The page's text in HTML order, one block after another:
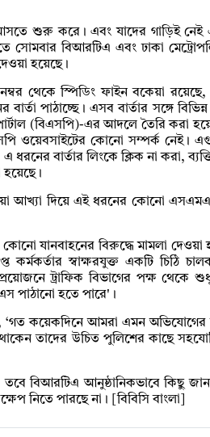
শুরু করে। এবং যাদের গাড়িই নেই
সোমবার বিআরটিএ এবং ঢাকা
হয়েছে।
থেকে স্পিডিং ফাইন বকেয়া রয়েছে,
পাঠাচ্ছে। এসব বার্তার সঙ্গে বিভিন্ন
(বিএসপি)-এর আদলে তৈরি করা
ওয়েবসাইটের কোনো সম্পর্ক নেই।
ধরনের বার্তার লিংকে ক্লিক না করা,
আখ্যা দিয়ে এই ধরনের কোনো
যানবাহনের বিরুদ্ধে মামলা দেওয়া
কর্মকর্তার স্বাক্ষরযুক্ত একটি চিঠি
ট্রাফিক বিভাগের পক্ষ থেকে
পাঠানো হতে পারে'।
‘গত কয়েকদিনে আমরা এমন অভিযোগের
তাদের উচিত পুলিশের কাছে
বিআরটিএ আনুষ্ঠানিকভাবে কিছু
নিতে পারছে না। [বিবিসি বাংলা]